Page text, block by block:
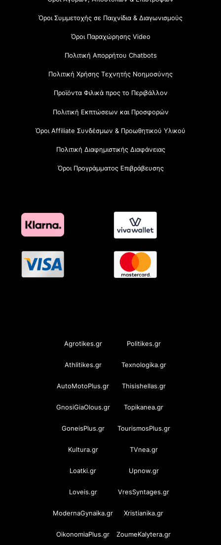
Όροι Συμμετοχής σε Παιχνίδια & Διαγωνισμούς
Όροι Παραχώρησης Video
Πολιτική Απορρήτου Chatbots
Πολιτική Χρήσης Τεχνητής Νοημοσύνης
Προϊόντα Φιλικά προς το Περιβάλλον
Πολιτική Εκπτώσεων και Προσφορών
Όροι Affiliate Συνδέσμων & Προωθητικού Υλικού
Πολιτική Διαφημιστικής Διαφάνειας
Όροι Προγράμματος Επιβράβευσης
Agrotikes.gr Politikes.gr
Athlitikes.gr Texnologika.gr
AutoMotoPlus.gr Thisishellas.gr
GnosiGiaOlous.gr Topikanea.gr
GoneisPlus.gr TourismosPlus.gr
Kultura.gr TVnea.gr
Loatki.gr Upnow.gr
Loveis.gr VresSyntages.gr
ModernaGynaika.gr Xristianika.gr
OikonomiaPlus.gr ZoumeKalytera.gr